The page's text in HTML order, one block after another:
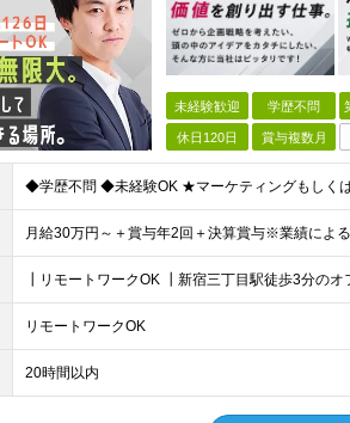
未経験歓迎 学歴不問
休日120日 賞与複数月
リモートワークOK
20時間以内